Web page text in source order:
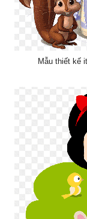
Mẫu thiết kế